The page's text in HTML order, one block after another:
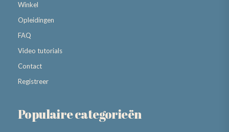
Winkel
Opleidingen
FAQ
Video tutorials
Contact
Registreer
Populaire categorieën